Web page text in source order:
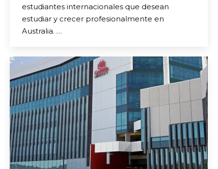
estudiantes internacionales que desean
estudiar y crecer profesionalmente en
Australia. …